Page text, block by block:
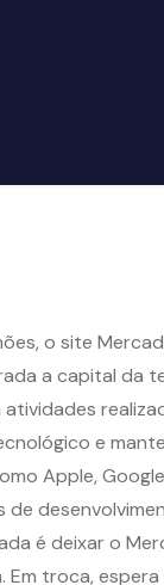
o site
a capital da
e
Apple,
é deixar o
Em troca,